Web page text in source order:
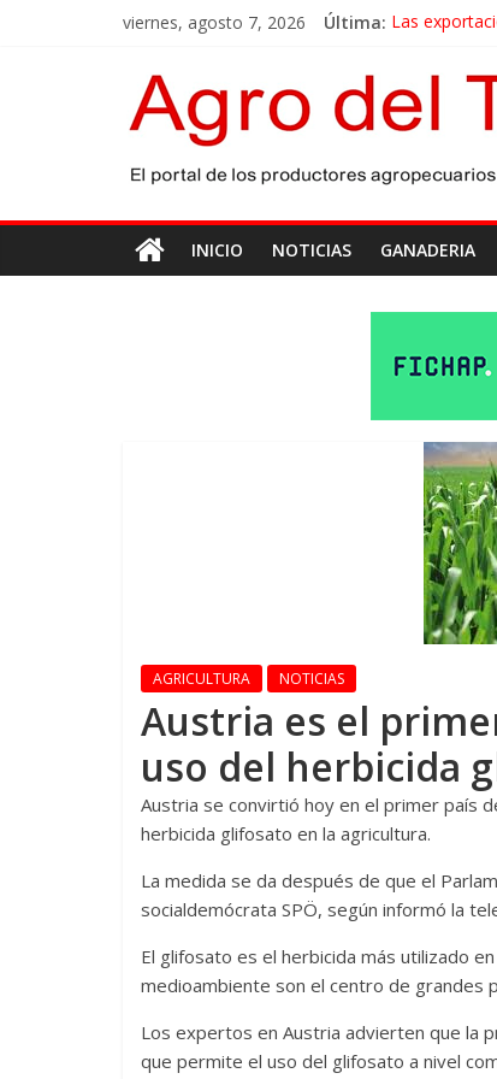
viernes, agosto 7, 2026 Última: Las
El gobierno
Las
Maíz:
INICIO NOTICIAS GANADERIA
AGRICULTURA NOTICIAS
Austria es el
uso del herbicida
Austria se convirtió hoy en el primer país
herbicida glifosato en la agricultura.
La medida se da después de que el
socialdemócrata SPÖ, según informó la
El glifosato es el herbicida más utilizado
medioambiente son el centro de grandes
Los expertos en Austria advierten que la
que permite el uso del glifosato a nivel